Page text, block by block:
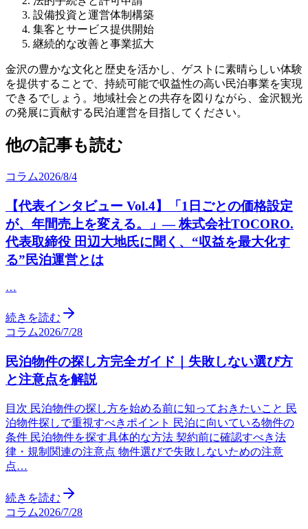
設備投資と運営体制構築
集客とサービス提供開始
継続的な改善と事業拡大
金沢の豊かな文化と歴史を活かし、ゲストに素晴らしい体験
を提供することで、持続可能で収益性の高い民泊事業を実現
できるでしょう。地域社会との共存を図りながら、金沢観光
の発展に貢献する民泊運営を目指してください。
他の記事も読む
コラム2026/8/4
【代表インタビュー Vol.4】「1日ごとの価格設定
が、年間売上を変える。」— 株式会社TOCORO.
代表取締役 田辺大地氏に聞く、“収益を最大化す
る”民泊運営とは
…
続きを読む
コラム2026/7/28
民泊物件の探し方完全ガイド｜失敗しない選び方
と注意点を解説
目次 民泊物件の探し方を始める前に知っておきたいこと 民
泊物件探しで重視すべきポイント 民泊に向いている物件の
条件 民泊物件を探す具体的な方法 契約前に確認すべき法
律・規制関連の注意点 物件選びで失敗しないための注意
点…
続きを読む
コラム2026/7/28